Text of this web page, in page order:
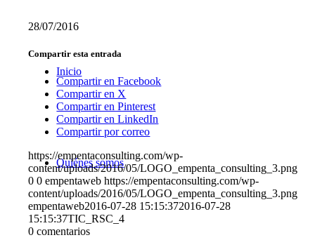
Inicio
Quiénes somos
28/07/2016
Compartir esta entrada
Compartir en Facebook
Compartir en X
Compartir en Pinterest
Compartir en LinkedIn
Compartir por correo
https://empentaconsulting.com/wp-
content/uploads/2016/05/LOGO_empenta_consulting_3.png
0 0 empentaweb https://empentaconsulting.com/wp-
content/uploads/2016/05/LOGO_empenta_consulting_3.png
empentaweb2016-07-28 15:15:372016-07-28
15:15:37TIC_RSC_4
0 comentarios